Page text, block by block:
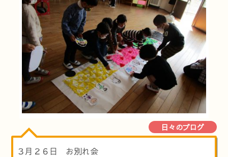
日々のブログ
３月２６日 お別れ会